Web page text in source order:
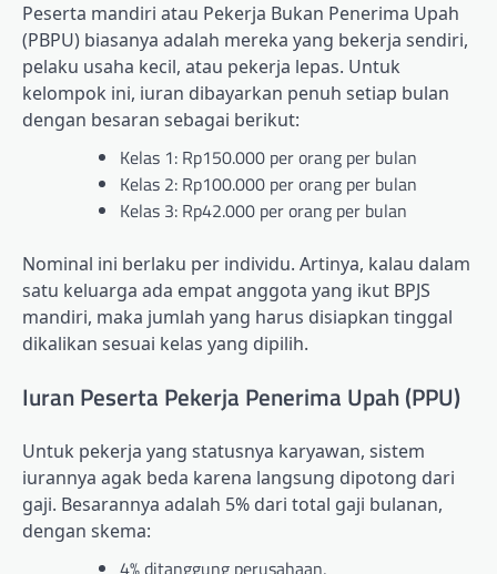
Peserta mandiri atau Pekerja Bukan Penerima Upah
(PBPU) biasanya adalah mereka yang bekerja sendiri,
pelaku usaha kecil, atau pekerja lepas. Untuk
kelompok ini, iuran dibayarkan penuh setiap bulan
dengan besaran sebagai berikut:
Kelas 1: Rp150.000 per orang per bulan
Kelas 2: Rp100.000 per orang per bulan
Kelas 3: Rp42.000 per orang per bulan
Nominal ini berlaku per individu. Artinya, kalau dalam
satu keluarga ada empat anggota yang ikut BPJS
mandiri, maka jumlah yang harus disiapkan tinggal
dikalikan sesuai kelas yang dipilih.
Iuran Peserta Pekerja Penerima Upah (PPU)
Untuk pekerja yang statusnya karyawan, sistem
iurannya agak beda karena langsung dipotong dari
gaji. Besarannya adalah 5% dari total gaji bulanan,
dengan skema:
4% ditanggung perusahaan,